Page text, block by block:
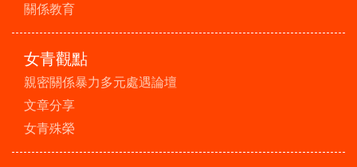
關係教育
女青觀點
親密關係暴力多元處遇論壇
文章分享
女青殊榮